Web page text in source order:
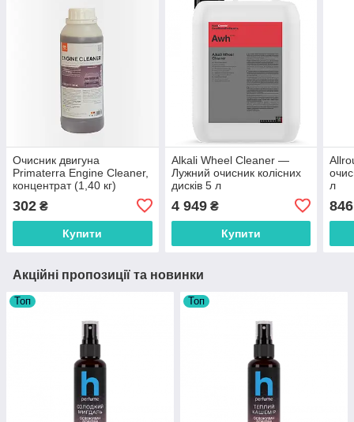
Очисник двигуна
Primaterra Engine Cleaner,
концентрат (1,40 кг)
302 ₴
Купити
Alkali Wheel Cleaner —
Лужний очисник колісних
дисків 5 л
4 949₴
Купити
л
846
Акційні пропозиції та новинки
Топ Топ